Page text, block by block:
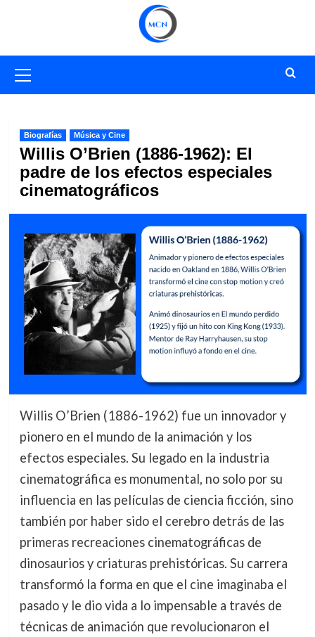
primario
Biografías Música y Cine
Willis O’Brien (1886-1962): El
padre de los efectos especiales
cinematográficos
Willis O’Brien (1886-1962) fue un innovador y
pionero en el mundo de la animación y los
efectos especiales. Su legado en la industria
cinematográfica es monumental, no solo por su
influencia en las películas de ciencia ficción, sino
también por haber sido el cerebro detrás de las
primeras recreaciones cinematográficas de
dinosaurios y criaturas prehistóricas. Su carrera
transformó la forma en que el cine imaginaba el
pasado y le dio vida a lo impensable a través de
técnicas de animación que revolucionaron el